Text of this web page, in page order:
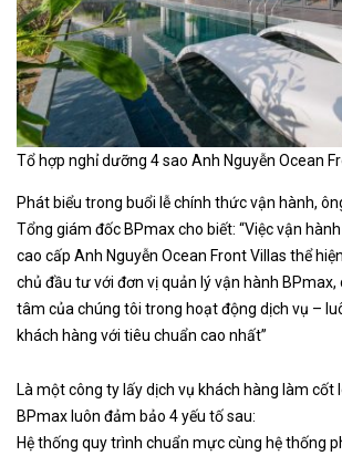
Tổ hợp nghỉ dưỡng 4 sao Anh Nguyễn Ocean
Phát biểu trong buổi lễ chính thức vận hành,
Tổng giám đốc BPmax cho biết: “Việc vận
cao cấp Anh Nguyễn Ocean Front Villas thể
chủ đầu tư với đơn vị quản lý vận hành BPmax,
tâm của chúng tôi trong hoạt động dịch vụ –
khách hàng với tiêu chuẩn cao nhất”
Là một công ty lấy dịch vụ khách hàng làm cốt
BPmax luôn đảm bảo 4 yếu tố sau:
Hệ thống quy trình chuẩn mực cùng hệ thống